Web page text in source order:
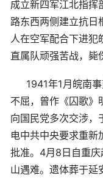
成立新四军江北指挥
路东西两侧建立抗
人在空军配合下进犯
直属队顽强苦战，毙
1941年1月皖南
不屈，曾作《囚歌》
向国民党多次交涉
电中共中央要求重
批准。4月8日自重
山遇难。遗体葬于延